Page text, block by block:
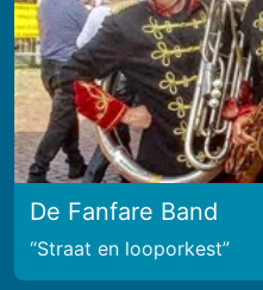
De Fanfare Band
Straat en looporkest